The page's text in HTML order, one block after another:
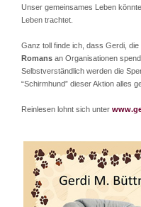
Unser gemeinsames Leben
Leben trachtet.
Ganz toll finde ich, dass Gerdi,
Romans an Organisationen
Selbstverständlich werden die
“Schirmhund” dieser Aktion alles
Reinlesen lohnt sich unter